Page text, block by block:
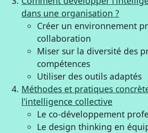
dans une organisation ?
Créer un environnement
collaboration
Miser sur la diversité des
compétences
Utiliser des outils adaptés
Méthodes et pratiques
l’intelligence collective
Le co-développement
Le design thinking en